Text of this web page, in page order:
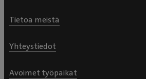
Tietoa meistä
Yhteystiedot
Avoimet työpaikat